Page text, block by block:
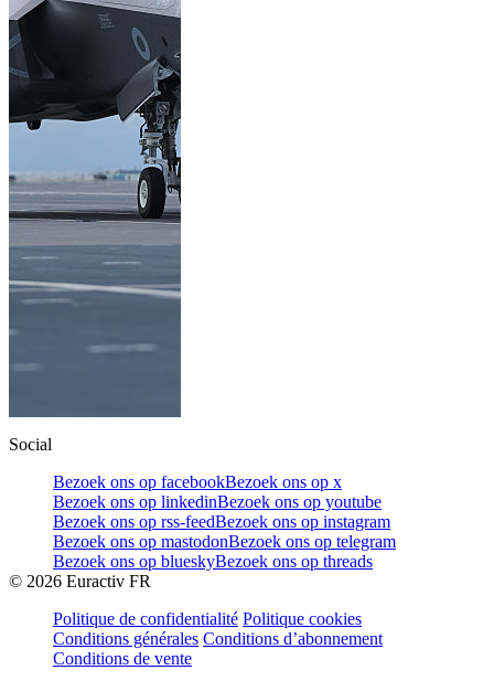
Social
Bezoek ons op facebookBezoek ons op x
Bezoek ons op linkedinBezoek ons op youtube
Bezoek ons op rss-feedBezoek ons op instagram
Bezoek ons op mastodonBezoek ons op telegram
Bezoek ons op blueskyBezoek ons op threads
© 2026 Euractiv FR
Politique de confidentialité Politique cookies
Conditions générales Conditions d’abonnement
Conditions de vente